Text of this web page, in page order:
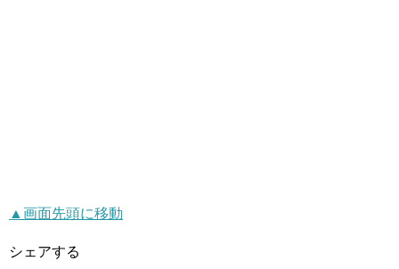
▲画面先頭に移動
シェアする